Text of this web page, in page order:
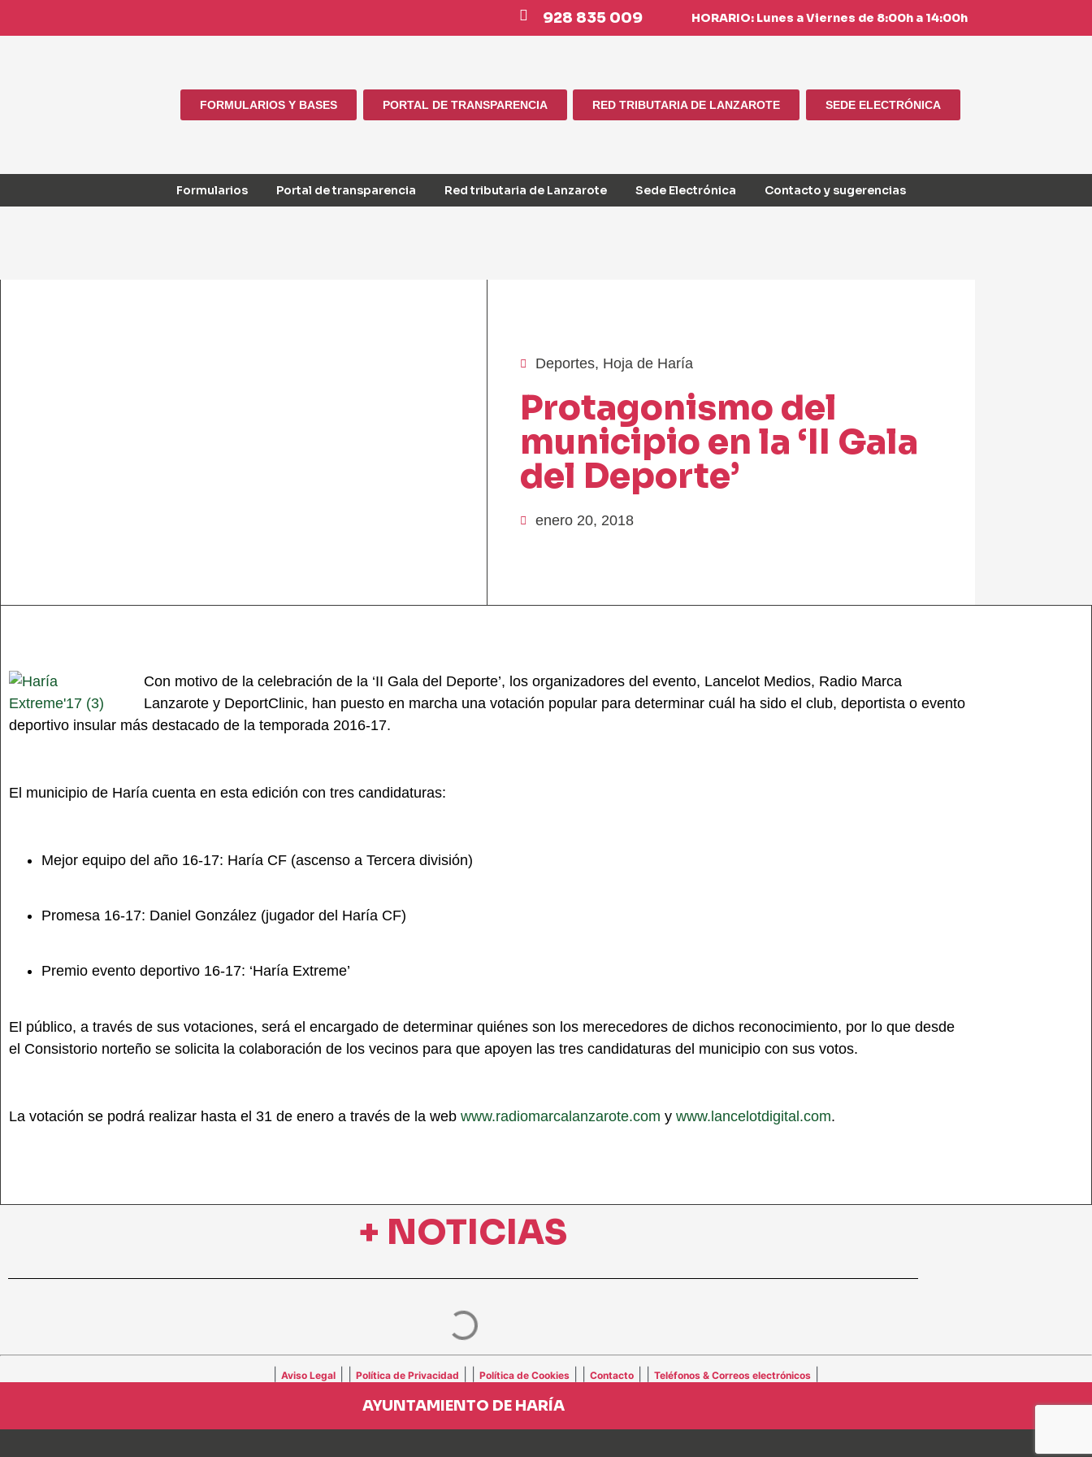
928 835 009 HORARIO: Lunes a Viernes de 8:00h a 14:00h
FORMULARIOS Y BASES PORTAL DE TRANSPARENCIA RED TRIBUTARIA DE LANZAROTE SEDE ELECTRÓNICA
Formularios Portal de transparencia Red tributaria de Lanzarote Sede Electrónica Contacto y sugerencias
Deportes, Hoja de Haría
Protagonismo del
municipio en la ‘II Gala
del Deporte’
enero 20, 2018
Con motivo de la celebración de la ‘II Gala del Deporte’, los organizadores del evento, Lancelot Medios, Radio Marca
Lanzarote y DeportClinic, han puesto en marcha una votación popular para determinar cuál ha sido el club, deportista o evento
deportivo insular más destacado de la temporada 2016-17.
El municipio de Haría cuenta en esta edición con tres candidaturas:
Mejor equipo del año 16-17: Haría CF (ascenso a Tercera división)
Promesa 16-17: Daniel González (jugador del Haría CF)
Premio evento deportivo 16-17: ‘Haría Extreme’
El público, a través de sus votaciones, será el encargado de determinar quiénes son los merecedores de dichos reconocimiento, por lo que desde
el Consistorio norteño se solicita la colaboración de los vecinos para que apoyen las tres candidaturas del municipio con sus votos.
La votación se podrá realizar hasta el 31 de enero a través de la web www.radiomarcalanzarote.com y www.lancelotdigital.com.
+ NOTICIAS
Aviso Legal Política de Privacidad Política de Cookies Contacto Teléfonos & Correos electrónicos
AYUNTAMIENTO DE HARÍA